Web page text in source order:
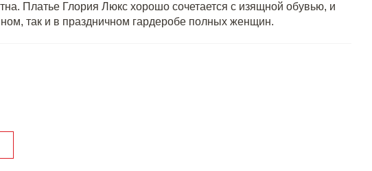
Платье Глория Люкс хорошо сочетается с изящной обувью, и
так и в праздничном гардеробе полных женщин.